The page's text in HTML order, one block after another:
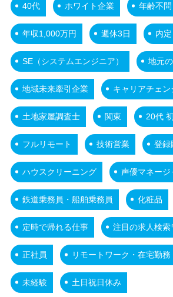
40代 ホワイト企業 年齢不問
年収1,000万円 週休3日 内
SE（システムエンジニア） 地元
地域未来牽引企業 キャリアチェン
土地家屋調査士 関東 20代
フルリモート 技術営業 登録
ハウスクリーニング 声優マネージ
鉄道乗務員・船舶乗務員 化粧品
定時で帰れる仕事 注目の求人検索
正社員 リモートワーク・在宅勤務
未経験 土日祝日休み